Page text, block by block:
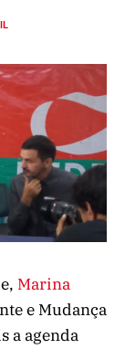
Marina
e Mudança
a agenda